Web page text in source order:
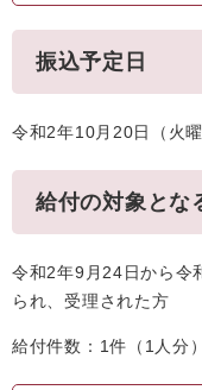
振込予定日
令和2年10月20日（火
給付の対象とな
令和2年9月24日から令
られ、受理された方
給付件数：1件（1人分）